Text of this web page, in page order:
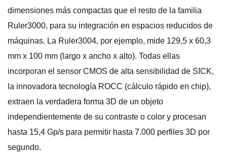
dimensiones más compactas que el resto de la familia
Ruler3000, para su integración en espacios reducidos de
máquinas. La Ruler3004, por ejemplo, mide 129,5 x 60,3
mm x 100 mm (largo x ancho x alto). Todas ellas
incorporan el sensor CMOS de alta sensibilidad de SICK,
la innovadora tecnología ROCC (cálculo rápido en chip),
extraen la verdadera forma 3D de un objeto
independientemente de su contraste o color y procesan
hasta 15,4 Gp/s para permitir hasta 7.000 perfiles 3D por
segundo.